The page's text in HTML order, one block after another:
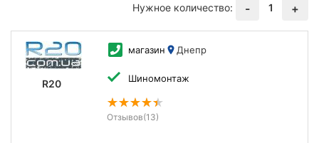
Нужное количество:
- 1 +
R20
магазин Днепр
Шиномонтаж
Отзывов(13)